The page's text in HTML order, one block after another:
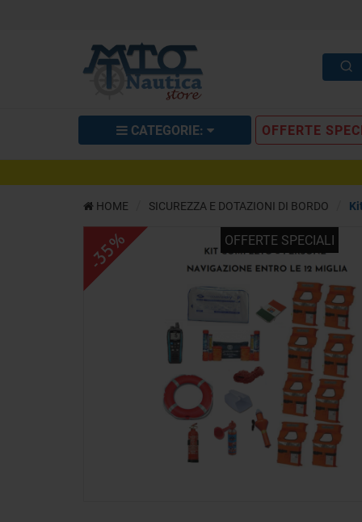
CATEGORIE: OFFERTE
Kit Completo Dotazioni di Sicurezza
DESCRIZIONE RICHIEDI INFO
HOME SICUREZZA E DOTAZIONI DI BORDO
OFFERTE SPECIALI
-35%